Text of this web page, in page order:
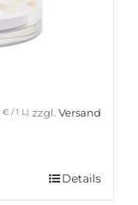
€ / 1 L) zzgl. Versand
Details